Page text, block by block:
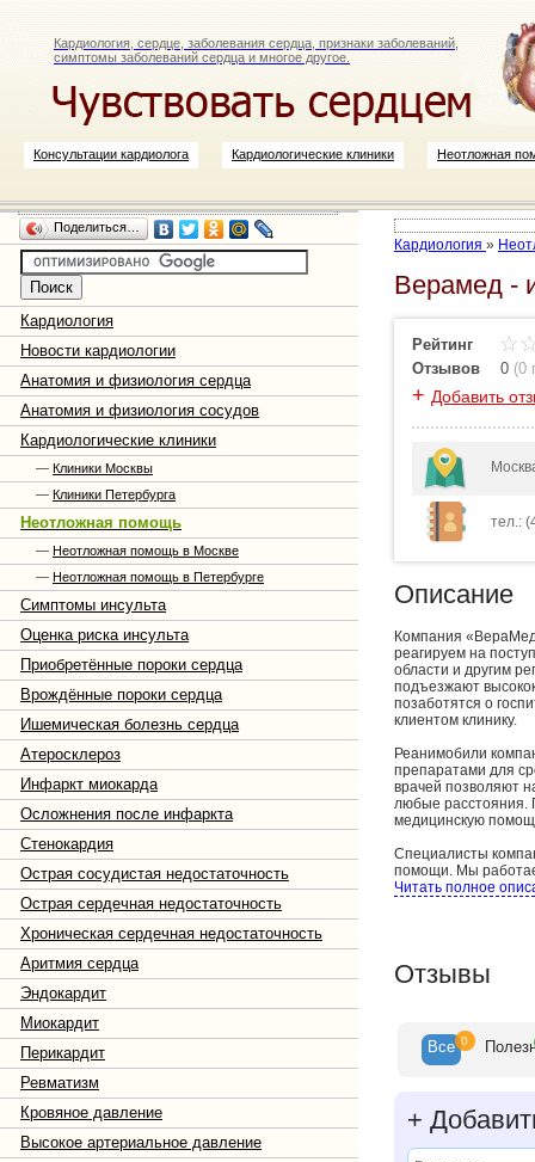
Кардиология, сердце, заболевания сердца, признаки заболеваний,
симптомы заболеваний сердца и многое другое.
Консультации кардиолога Кардиологические клиники Неотложная
Поделиться…
Кардиология
Новости кардиологии
Анатомия и физиология сердца
Анатомия и физиология сосудов
Кардиологические клиники
— Клиники Москвы
— Клиники Петербурга
Неотложная помощь
— Неотложная помощь в Москве
— Неотложная помощь в Петербурге
Симптомы инсульта
Оценка риска инсульта
Приобретённые пороки сердца
Врождённые пороки сердца
Ишемическая болезнь сердца
Атеросклероз
Инфаркт миокарда
Осложнения после инфаркта
Стенокардия
Острая сосудистая недостаточность
Острая сердечная недостаточность
Хроническая сердечная недостаточность
Аритмия сердца
Эндокардит
Миокардит
Перикардит
Ревматизм
Кровяное давление
Высокое артериальное давление
Кардиология »
Верамед -
Рейтинг
Отзывов
0 (0
+ Добавить
тел.:
Описание
Компания
реагируем на
области и другим
подъезжают
позаботятся о
клиентом клинику.
Реанимобили
препаратами для
врачей позволяют
любые расстояния.
медицинскую
Специалисты
помощи. Мы
необходимой
компании
помощи. На
Читать полное
Отзывы
Все 0
+